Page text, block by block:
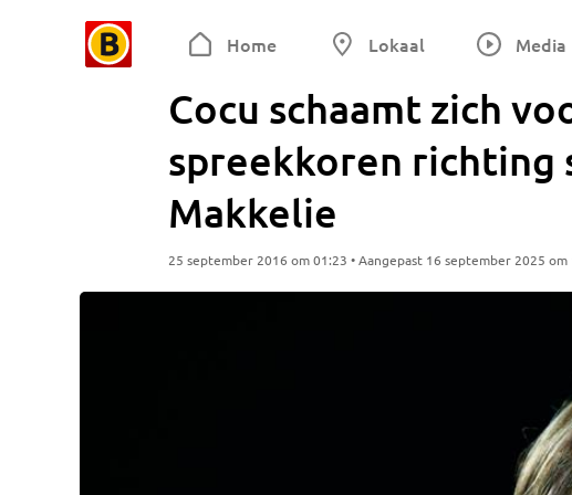
Home Lokaal Media
Cocu schaamt zich
spreekkoren richting
Makkelie
25 september 2016 om 01:23 • Aangepast 16 september 2025 om